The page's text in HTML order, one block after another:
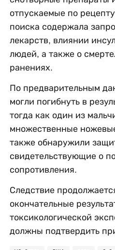
отпускаемые по
поиска содержала
лекарств, влиянии
людей, а также о
ранениях.
По предварительным
могли погибнуть в
тогда как один из
множественные
также обнаружили
свидетельствующие о
сопротивления.
Следствие
окончательные
токсикологической
должны подтвердить